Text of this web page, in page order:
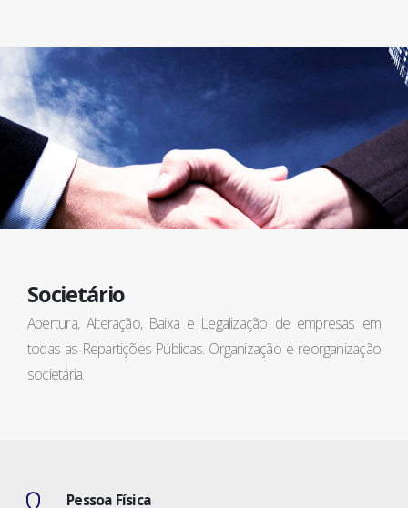
Societário
Abertura, Alteração, Baixa e Legalização de empresas em
todas as Repartições Públicas. Organização e reorganização
societária.
Pessoa Física